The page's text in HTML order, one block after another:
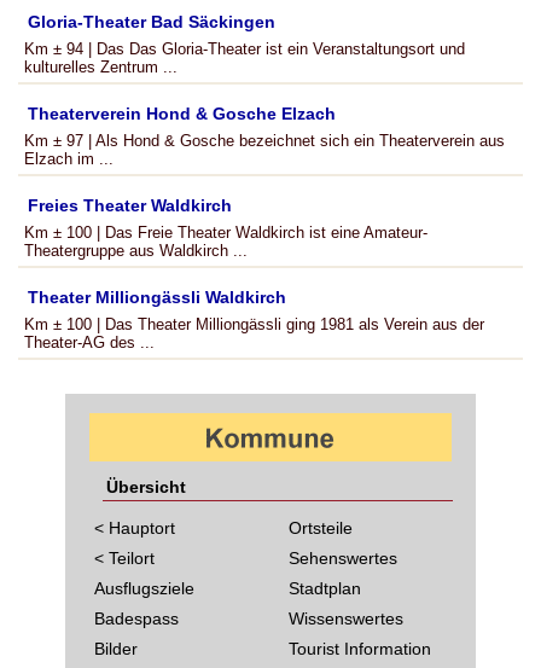
Gloria-Theater Bad Säckingen
Km ± 94 | Das Das Gloria-Theater ist ein Veranstaltungsort und
kulturelles Zentrum ...
Theaterverein Hond & Gosche Elzach
Km ± 97 | Als Hond & Gosche bezeichnet sich ein Theaterverein aus
Elzach im ...
Freies Theater Waldkirch
Km ± 100 | Das Freie Theater Waldkirch ist eine Amateur-
Theatergruppe aus Waldkirch ...
Theater Milliongässli Waldkirch
Km ± 100 | Das Theater Milliongässli ging 1981 als Verein aus der
Theater-AG des ...
Übersicht
< Hauptort
< Teilort
Ausflugsziele
Badespass
Bilder
Ortsteile
Sehenswertes
Stadtplan
Wissenswertes
Tourist Information